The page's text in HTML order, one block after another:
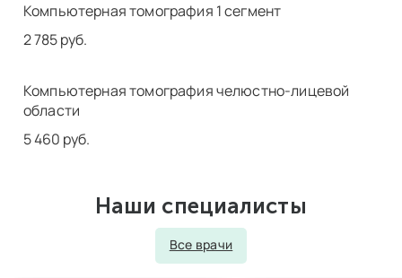
Компьютерная томография 1 сегмент
2 785 руб.
Компьютерная томография челюстно-лицевой
области
5 460 руб.
Наши специалисты
Все врачи